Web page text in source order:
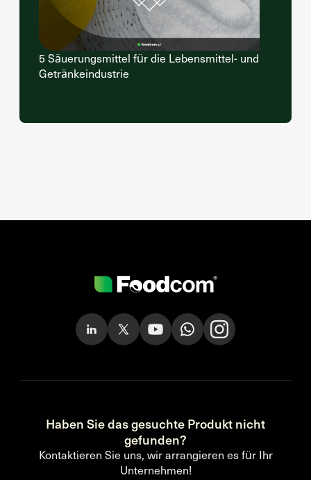
5 Säuerungsmittel für die Lebensmittel- und
Getränkeindustrie
Haben Sie das gesuchte Produkt nicht
gefunden?
Kontaktieren Sie uns, wir arrangieren es für Ihr
Unternehmen!